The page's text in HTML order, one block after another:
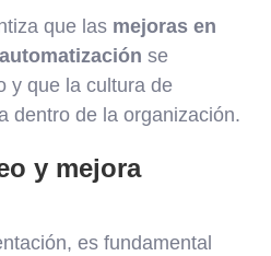
que las mejoras en
se
y que la cultura de
dentro de la organización.
y mejora
es fundamental